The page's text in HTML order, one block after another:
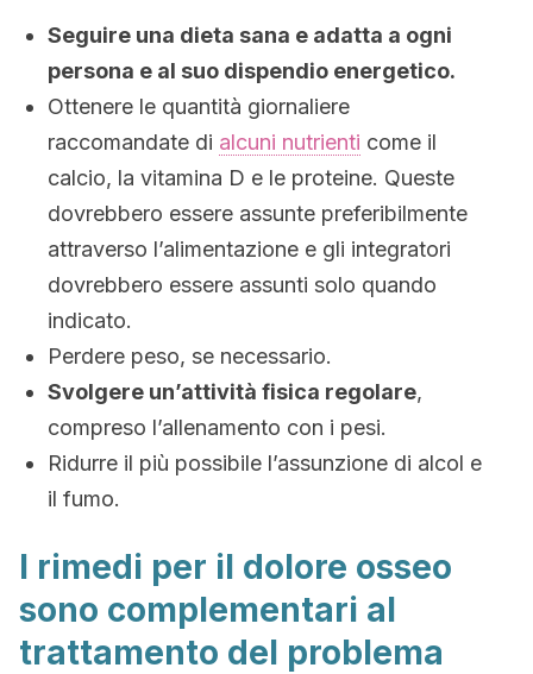
Seguire una dieta sana e adatta a ogni
persona e al suo dispendio energetico.
Ottenere le quantità giornaliere
raccomandate di alcuni nutrienti come il
calcio, la vitamina D e le proteine. Queste
dovrebbero essere assunte preferibilmente
attraverso l’alimentazione e gli integratori
dovrebbero essere assunti solo quando
indicato.
Perdere peso, se necessario.
Svolgere un’attività fisica regolare,
compreso l’allenamento con i pesi.
Ridurre il più possibile l’assunzione di alcol e
il fumo.
I rimedi per il dolore osseo
sono complementari al
trattamento del problema